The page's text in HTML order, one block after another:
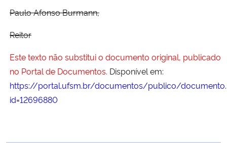
Paulo Afonso Burmann,
Reitor
Este texto não substitui o documento original, publicado
no Portal de Documentos. Disponível em:
https://portal.ufsm.br/documentos/publico/
id=12696880